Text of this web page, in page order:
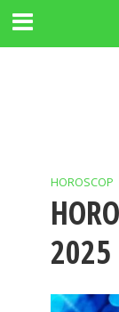
HOROSCOP
2025